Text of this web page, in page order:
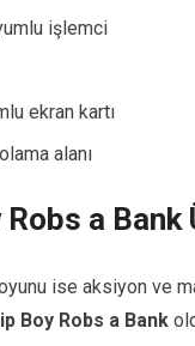
işlemci
ekran kartı
alanı
a Bank
ise aksiyon ve
Boy Robs a Bank